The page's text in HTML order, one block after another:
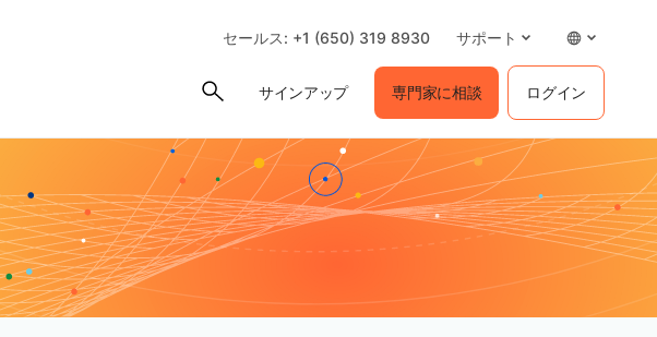
セールス: +1 (650) 319 8930 サポート
サインアップ 専門家に相談 ログイン